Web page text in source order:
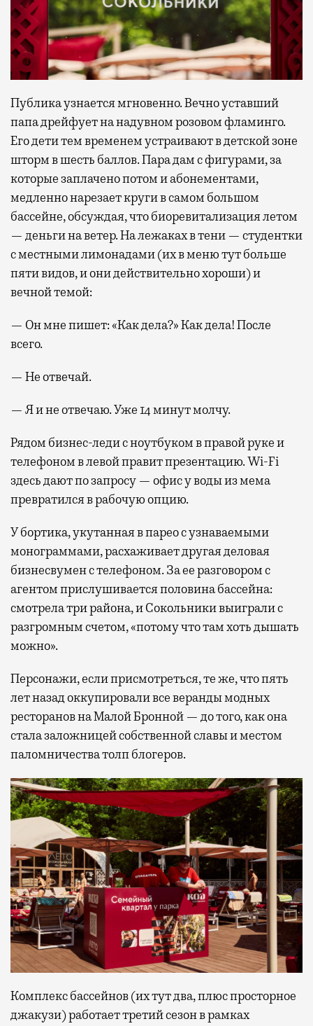
Публика узнается мгновенно. Вечно уставший
папа дрейфует на надувном розовом фламинго.
Его дети тем временем устраивают в детской зоне
шторм в шесть баллов. Пара дам с фигурами, за
которые заплачено потом и абонементами,
медленно нарезает круги в самом большом
бассейне, обсуждая, что биоревитализация летом
— деньги на ветер. На лежаках в тени — студентки
с местными лимонадами (их в меню тут больше
пяти видов, и они действительно хороши) и
вечной темой:
— Он мне пишет: «Как дела?» Как дела! После
всего.
— Не отвечай.
— Я и не отвечаю. Уже 14 минут молчу.
Рядом бизнес-леди с ноутбуком в правой руке и
телефоном в левой правит презентацию. Wi-Fi
здесь дают по запросу — офис у воды из мема
превратился в рабочую опцию.
У бортика, укутанная в парео с узнаваемыми
монограммами, расхаживает другая деловая
бизнесвумен с телефоном. За ее разговором с
агентом прислушивается половина бассейна:
смотрела три района, и Сокольники выиграли с
разгромным счетом, «потому что там хоть дышать
можно».
Персонажи, если присмотреться, те же, что пять
лет назад оккупировали все веранды модных
ресторанов на Малой Бронной — до того, как она
стала заложницей собственной славы и местом
паломничества толп блогеров.
Комплекс бассейнов (их тут два, плюс просторное
джакузи) работает третий сезон в рамках